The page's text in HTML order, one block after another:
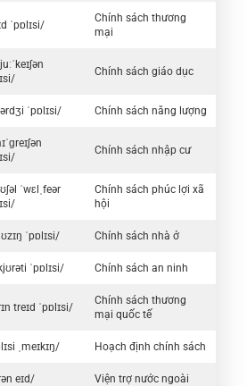
ˈpɒlɪsi/
Chính sách thương
mại
Chính sách giáo dục
ˈpɒlɪsi/ Chính sách năng lượng
Chính sách nhập cư
ˈwɛlˌfeər
Chính sách phúc lợi xã
hội
ˈpɒlɪsi/ Chính sách nhà ở
ˈpɒlɪsi/ Chính sách an ninh
treɪd ˈpɒlɪsi/
Chính sách thương
mại quốc tế
ˌmeɪkɪŋ/ Hoạch định chính sách
eɪd/ Viện trợ nước ngoài